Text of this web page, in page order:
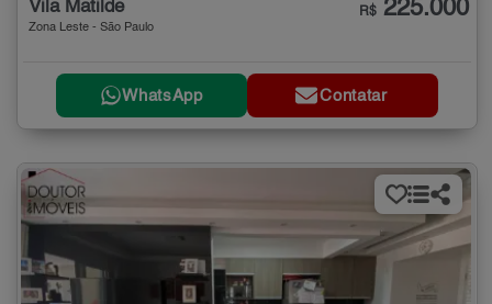
Vila Matilde
Zona Leste - São Paulo
R$ 225.000
WhatsApp Contatar